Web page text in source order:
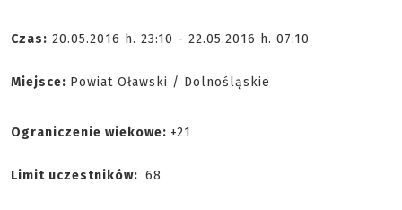
Czas: 20.05.2016 h. 23:10 - 22.05.2016 h. 07:10
Miejsce: Powiat Oławski / Dolnośląskie
Ograniczenie wiekowe: +21
Limit uczestników: 68